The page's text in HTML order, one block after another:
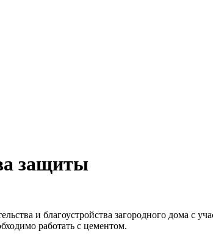
защиты
и благоустройства загородного дома с
работать с цементом.